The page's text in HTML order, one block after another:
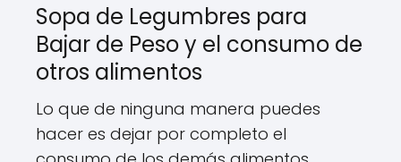
Sopa de Legumbres para
Bajar de Peso y el consumo de
otros alimentos
Lo que de ninguna manera puedes
hacer es dejar por completo el